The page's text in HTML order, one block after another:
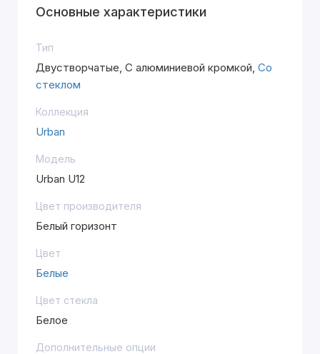
Основные характеристики
Тип
Двустворчатые, С алюминиевой кромкой, Со
стеклом
Коллекция
Urban
Модель
Urban U12
Цвет производителя
Белый горизонт
Цвет
Белые
Цвет стекла
Белое
Дополнительные опции